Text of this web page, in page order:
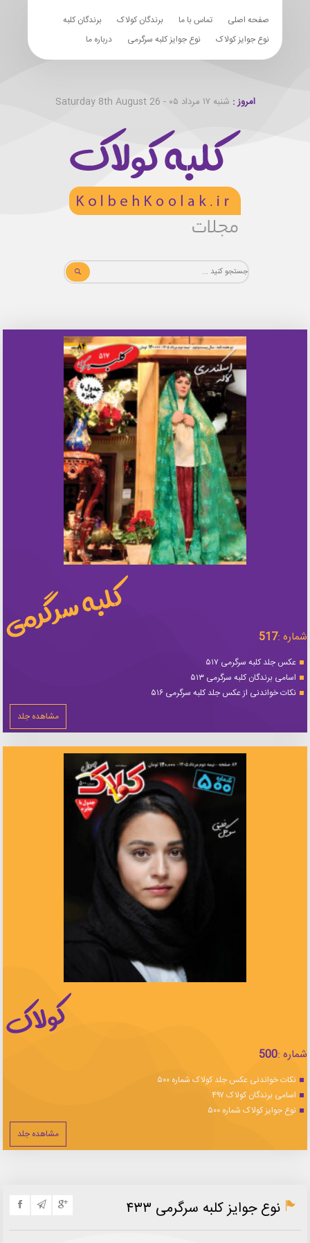
صفحه اصلی تماس با ما برندگان کولاک
برندگان کلبه
نوع جوایز کولاک
نوع جوایز کلبه سرگرمی درباره ما
امروز : شنبه ۱۷ مرداد ۰۵ - Saturday 8th August 26
شماره :517
عکس جلد کلبه سرگرمی ۵۱۷
اسامی برندگان کلبه سرگرمی ۵۱۳
نکات خواندنی از عکس جلد کلبه سرگرمی ۵۱۶
مشاهده جلد
شماره :500
نکات خواندنی عکس جلد کولاک شماره ۵۰۰
اسامی برندگان کولاک ۴۹۷
نوع جوایز کولاک شماره ۵۰۰
مشاهده جلد
نوع جوایز کلبه سرگرمی ۴۳۳